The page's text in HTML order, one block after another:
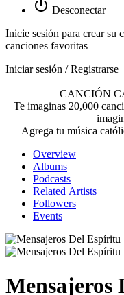
Desconectar
Inicie sesión para crear su
canciones favoritas
Iniciar sesión / Registrarse
CANCIÓN
Te imaginas 20,000
Agrega tu música
Overview
Albums
Podcasts
Related Artists
Followers
Events
Mensajeros